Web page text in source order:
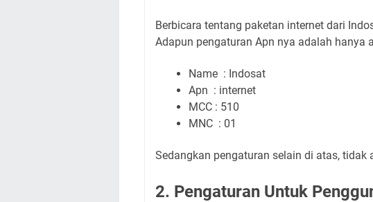
Berbicara tentang paketan internet dari
Adapun pengaturan Apn nya adalah hanya
Name : Indosat
Apn : internet
MCC : 510
MNC : 01
Sedangkan pengaturan selain di atas, tidak
2. Pengaturan Untuk